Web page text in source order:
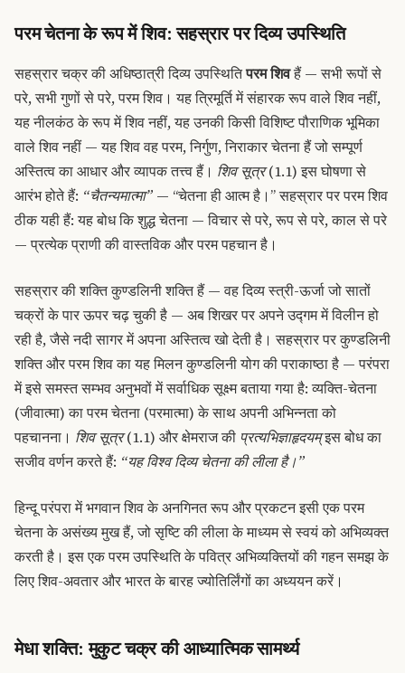
परम चेतना के रूप में शिव: सहस्रार पर दिव्य उपस्थिति
सहस्रार चक्र की अधिष्ठात्री दिव्य उपस्थितिपरम शिवहैं — सभी रूपों से
परे, सभी गुणों से परे, परम शिव। यह त्रिमूर्ति में संहारक रूप वाले शिव नहीं,
यह नीलकंठ के रूप में शिव नहीं, यह उनकी किसी विशिष्ट पौराणिक भूमिका
वाले शिव नहीं — यह शिव वह परम, निर्गुण, निराकार चेतना हैं जो सम्पूर्ण
अस्तित्व का आधार और व्यापक तत्त्व हैं। शिव सूत्र(1.1) इस घोषणा से
आरंभ होते हैं: “चैतन्यमात्मा” — “चेतना ही आत्म है।” सहस्रार पर परम शिव
ठीक यही हैं: यह बोध कि शुद्ध चेतना — विचार से परे, रूप से परे, काल से परे
— प्रत्येक प्राणी की वास्तविक और परम पहचान है।
सहस्रार की शक्ति कुण्डलिनी शक्ति हैं — वह दिव्य स्त्री-ऊर्जा जो सातों
चक्रों के पार ऊपर चढ़ चुकी है — अब शिखर पर अपने उद्गम में विलीन हो
रही है, जैसे नदी सागर में अपना अस्तित्व खो देती है। सहस्रार पर कुण्डलिनी
शक्ति और परम शिव का यह मिलन कुण्डलिनी योग की पराकाष्ठा है — परंपरा
में इसे समस्त सम्भव अनुभवों में सर्वाधिक सूक्ष्म बताया गया है: व्यक्ति-चेतना
(जीवात्मा) का परम चेतना (परमात्मा) के साथ अपनी अभिन्नता को
पहचानना। शिव सूत्र(1.1) और क्षेमराज की प्रत्यभिज्ञाहृदयम्इस बोध का
सजीव वर्णन करते हैं: “यह विश्व दिव्य चेतना की लीला है।”
हिन्दू परंपरा में भगवान शिव के अनगिनत रूप और प्रकटन इसी एक परम
चेतना के असंख्य मुख हैं, जो सृष्टि की लीला के माध्यम से स्वयं को अभिव्यक्त
करती है। इस एक परम उपस्थिति के पवित्र अभिव्यक्तियों की गहन समझ के
लिए शिव-अवतार और भारत के बारह ज्योतिर्लिंगों का अध्ययन करें।
मेधा शक्ति: मुकुट चक्र की आध्यात्मिक सामर्थ्य